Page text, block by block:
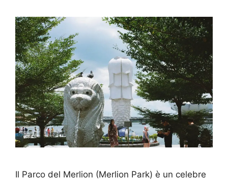
Il Parco del Merlion (Merlion Park) è un celebre